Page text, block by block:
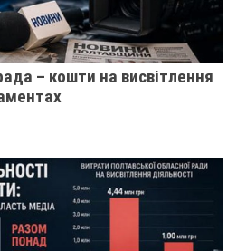
– кошти на висвітлення